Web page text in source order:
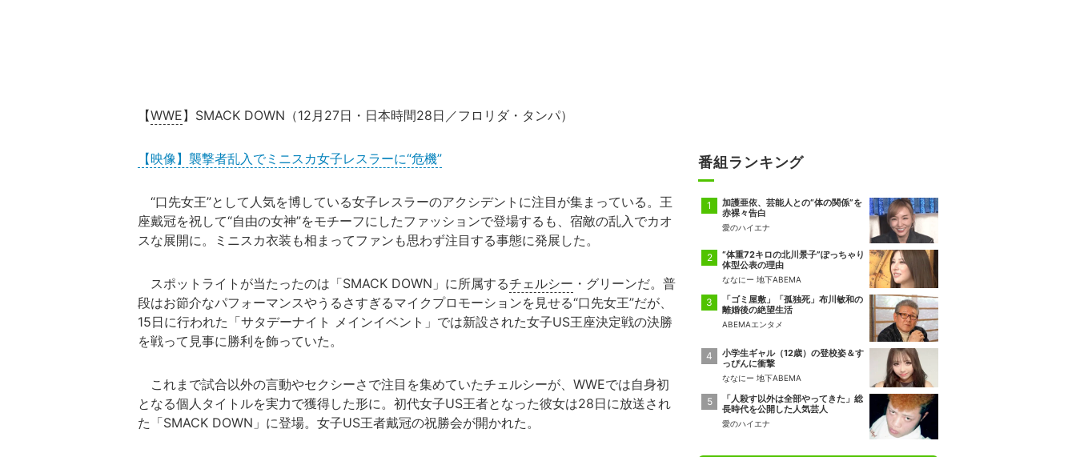
【WWE】SMACK DOWN（12月27日・日本時間28日／フロリダ・タンパ）
【映像】襲撃者乱入でミニスカ女子レスラーに“危機”
“口先女王”として人気を博している女子レスラーのアクシデントに注目が集まっている。王
座戴冠を祝して“自由の女神”をモチーフにしたファッションで登場するも、宿敵の乱入でカオ
スな展開に。ミニスカ衣装も相まってファンも思わず注目する事態に発展した。
スポットライトが当たったのは「SMACK DOWN」に所属するチェルシー ・グリーンだ。普
段はお節介なパフォーマンスやうるさすぎるマイクプロモーションを見せる“口先女王”だが、
15日に行われた「サタデーナイト メインイベント」では新設された女子US王座決定戦の決勝
を戦って見事に勝利を飾っていた。
これまで試合以外の言動やセクシーさで注目を集めていたチェルシーが、WWEでは自身初
となる個人タイトルを実力で獲得した形に。初代女子US王者となった彼女は28日に放送され
た「SMACK DOWN」に登場。女子US王者戴冠の祝勝会が開かれた。
番組ランキング
加護亜依、芸能人との“体の関係”を
赤裸々告白
愛のハイエナ
“体重72キロの北川景子”ぽっちゃり
体型公表の理由
ななにー 地下ABEMA
「ゴミ屋敷」「孤独死」布川敏和の
離婚後の絶望生活
ABEMAエンタメ
小学生ギャル（12歳）の登校姿＆す
っぴんに衝撃
ななにー 地下ABEMA
「人殺す以外は全部やってきた」総
長時代を公開した人気芸人
愛のハイエナ